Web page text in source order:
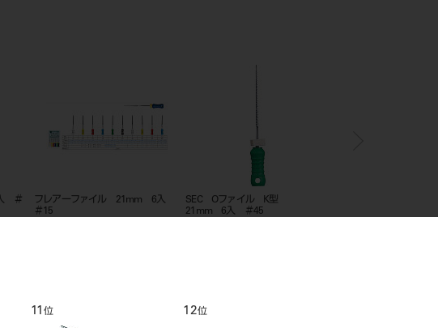
＃
フレアーファイル 21mm 6入
＃15
SEC Oファイル K型
21mm 6入 ＃45
11位 12位